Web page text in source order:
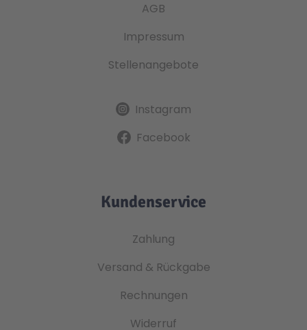
AGB
Impressum
Stellenangebote
Instagram
Facebook
Kundenservice
Zahlung
Versand & Rückgabe
Rechnungen
Widerruf